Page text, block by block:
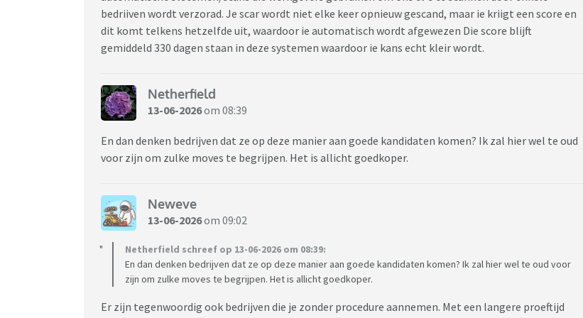
bedriiven wordt verzorad. Je scar wordt niet elke keer opnieuw gescand, maar ie kriigt een score en
dit komt telkens hetzelfde uit, waardoor ie automatisch wordt afgewezen Die score blijft
gemiddeld 330 dagen staan in deze systemen waardoor ie kans echt kleir wordt.
Netherfield
13-06-2026om 08:39
En dan denken bedrijven dat ze op deze manier aan goede kandidaten komen? Ik zal hier wel te oud
voor zijn om zulke moves te begrijpen. Het is allicht goedkoper.
Neweve
13-06-2026om 09:02
Netherfield schreef op 13-06-2026 om 08:39:
En dan denken bedrijven dat ze op deze manier aan goede kandidaten komen? Ik zal hier wel te oud voor
zijn om zulke moves te begrijpen. Het is allicht goedkoper.
Er zijn tegenwoordig ook bedrijven die je zonder procedure aannemen. Met een langere proeftijd